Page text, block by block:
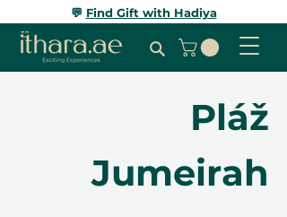
💬 Find Gift with Hadiya
Pláž
Jumeirah